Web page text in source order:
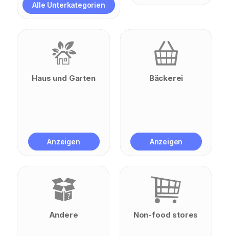
Alle Unterkategorien
Haus und Garten
Anzeigen
Bäckerei
Anzeigen
Andere Non-food stores